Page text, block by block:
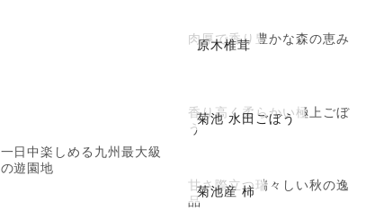
一日中楽しめる九州最大級
の遊園地
原木椎茸
肉厚で香り豊かな森の恵み
菊池 水田ごぼう
香り高く柔らかい極上ごぼ
う
菊池産 柿
甘さ際立つ瑞々しい秋の逸
品